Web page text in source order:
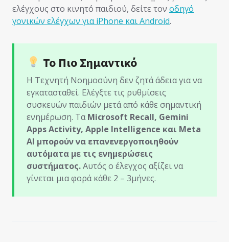
ελέγχους στο κινητό παιδιού, δείτε τον οδηγό
γονικών ελέγχων για iPhone και Android.
Το Πιο Σημαντικό
Η Τεχνητή Νοημοσύνη δεν ζητά άδεια για να
εγκατασταθεί. Ελέγξτε τις ρυθμίσεις
συσκευών παιδιών μετά από κάθε σημαντική
ενημέρωση. ΤαMicrosoft Recall, Gemini
Apps Activity, Apple Intelligence και Meta
AI μπορούν να επανενεργοποιηθούν
αυτόματα με τις ενημερώσεις
συστήματος.Αυτός ο έλεγχος αξίζει να
γίνεται μια φορά κάθε 2 – 3μήνες.